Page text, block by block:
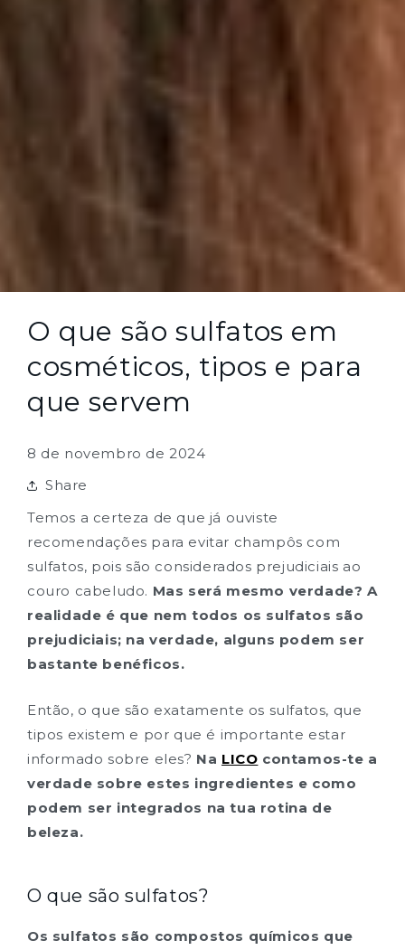
O que são sulfatos em
cosméticos, tipos e para
que servem
8 de novembro de 2024
Share
Temos a certeza de que já ouviste
recomendações para evitar champôs com
sulfatos, pois são considerados prejudiciais ao
couro cabeludo. Mas será mesmo verdade? A
realidade é que nem todos os sulfatos são
prejudiciais; na verdade, alguns podem ser
bastante benéficos.
Então, o que são exatamente os sulfatos, que
tipos existem e por que é importante estar
informado sobre eles? Na LICO contamos-te a
verdade sobre estes ingredientes e como
podem ser integrados na tua rotina de
beleza.
O que são sulfatos?
Os sulfatos são compostos químicos que